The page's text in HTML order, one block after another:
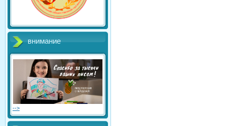
внимание
-->